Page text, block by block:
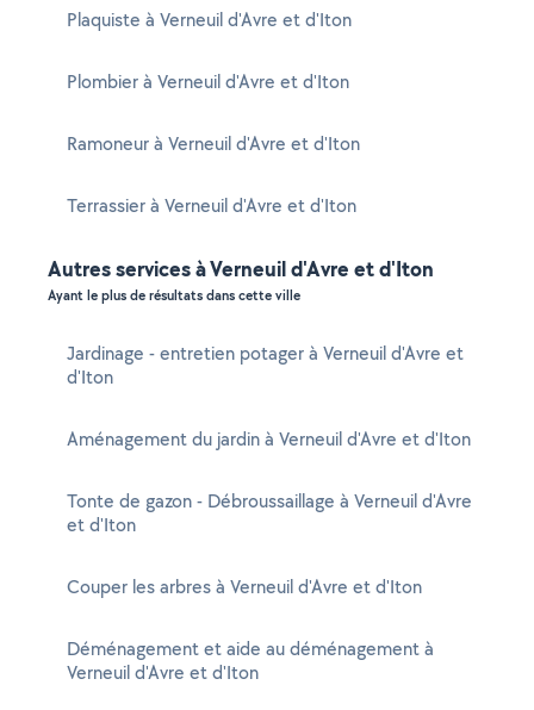
Plaquiste à Verneuil d'Avre et d'Iton
Plombier à Verneuil d'Avre et d'Iton
Ramoneur à Verneuil d'Avre et d'Iton
Terrassier à Verneuil d'Avre et d'Iton
Autres services à Verneuil d'Avre et d'Iton
Ayant le plus de résultats dans cette ville
Jardinage - entretien potager à Verneuil d'Avre et
d'Iton
Aménagement du jardin à Verneuil d'Avre et d'Iton
Tonte de gazon - Débroussaillage à Verneuil d'Avre
et d'Iton
Couper les arbres à Verneuil d'Avre et d'Iton
Déménagement et aide au déménagement à
Verneuil d'Avre et d'Iton